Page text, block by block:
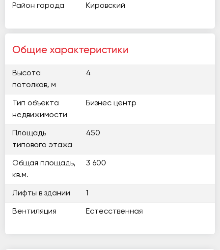
Район города Кировский
Общие характеристики
Высота
потолков, м
4
Тип объекта
недвижимости
Бизнес центр
Площадь
типового этажа
450
Общая площадь,
кв.м.
3 600
Лифты в здании 1
Вентиляция Естесственная